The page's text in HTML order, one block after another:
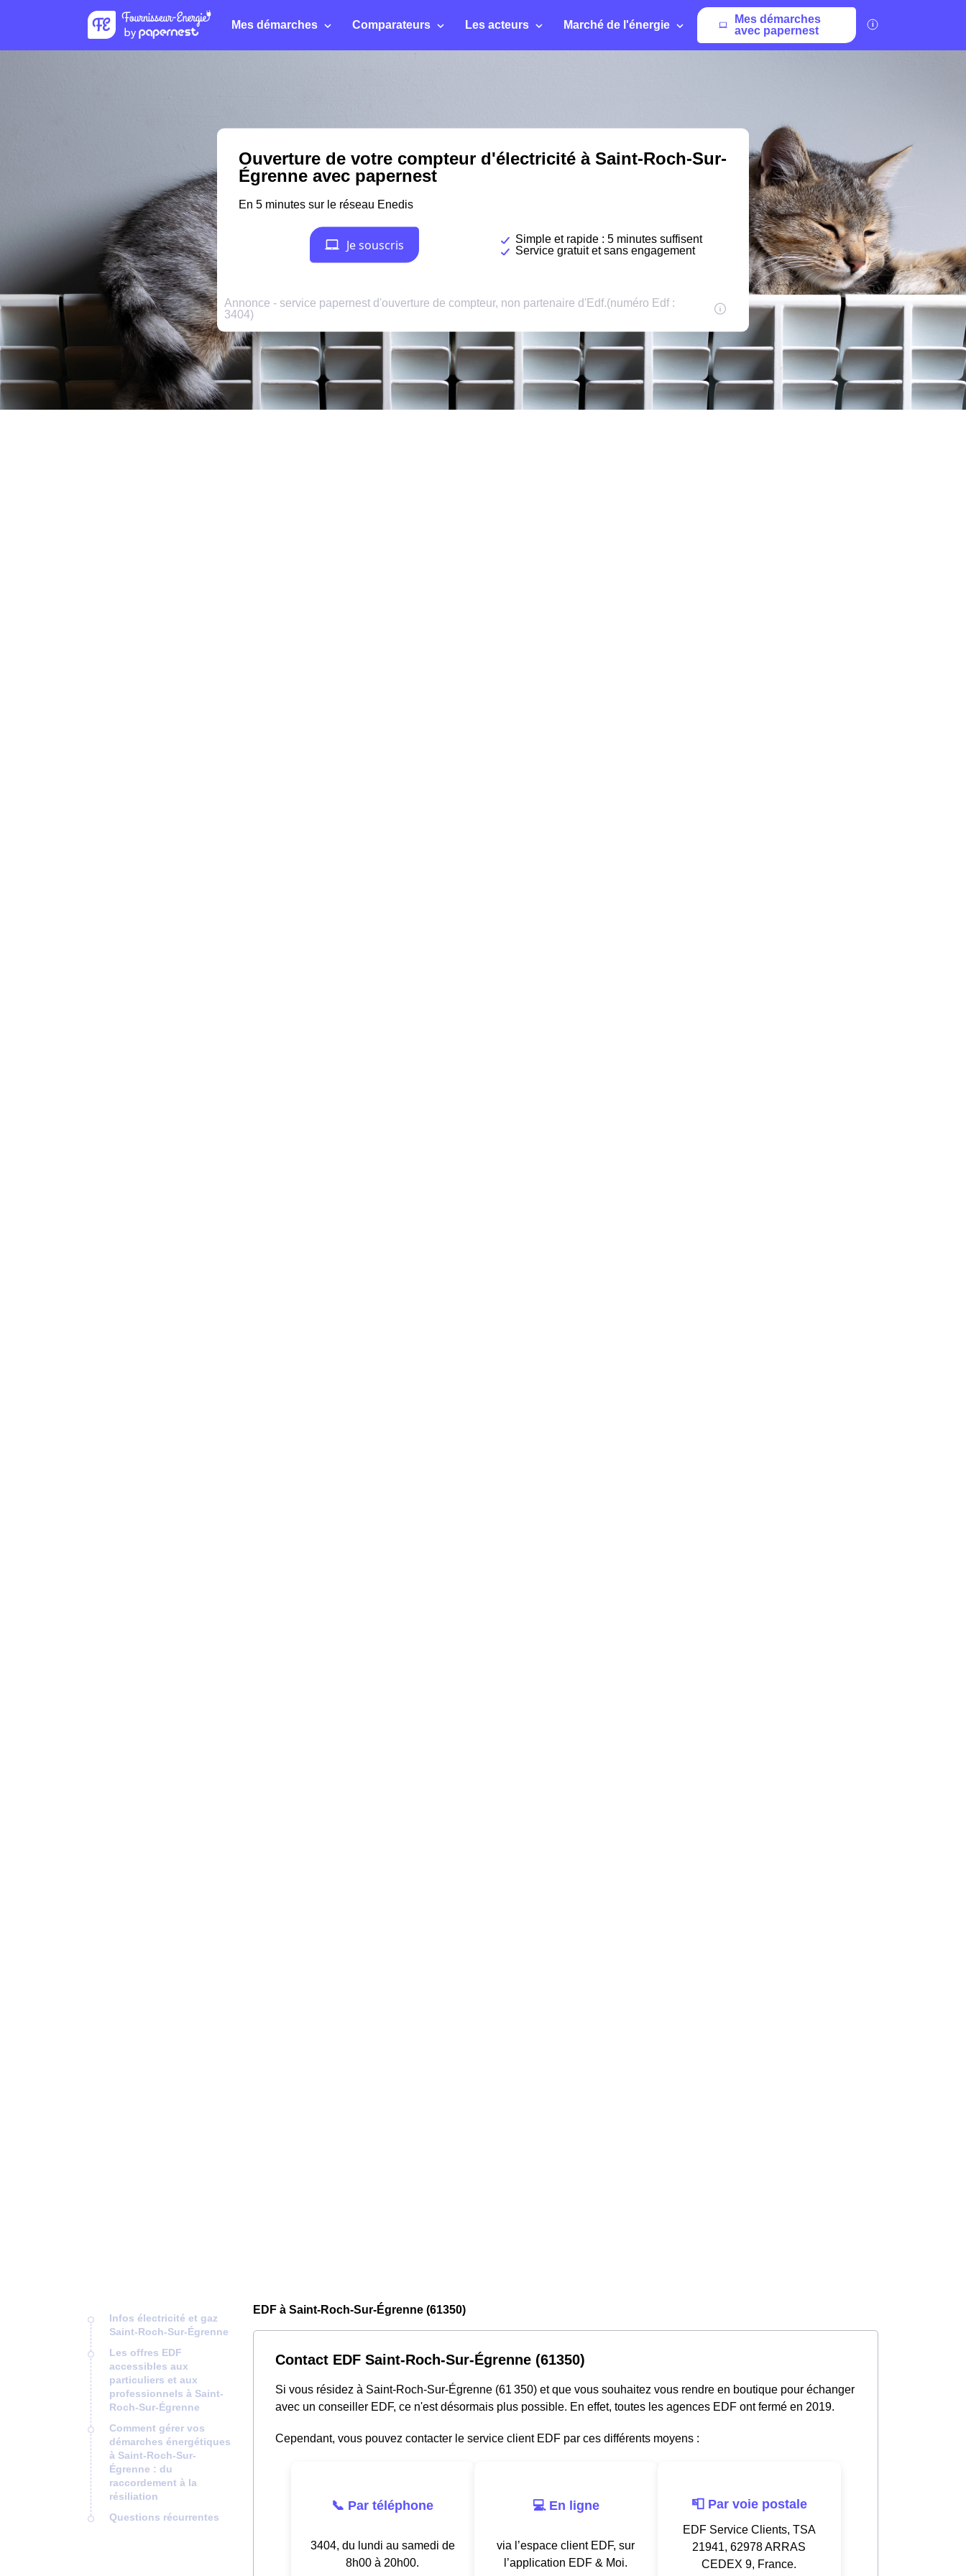
Mes démarches Comparateurs Les acteurs Marché de l'énergie
Mes démarches
avec papernest
Infos électricité et gaz
Saint-Roch-Sur-Égrenne
Les offres EDF
accessibles aux
particuliers et aux
professionnels à Saint-
Roch-Sur-Égrenne
Comment gérer vos
démarches énergétiques
à Saint-Roch-Sur-
Égrenne : du
raccordement à la
résiliation
Questions récurrentes
EDF à Saint-Roch-Sur-Égrenne (61350)
Contact EDF Saint-Roch-Sur-Égrenne (61350)
Si vous résidez à Saint-Roch-Sur-Égrenne (61 350) et que vous souhaitez vous rendre en boutique pour échanger
avec un conseiller EDF, ce n'est désormais plus possible. En effet, toutes les agences EDF ont fermé en 2019.
Cependant, vous pouvez contacter le service client EDF par ces différents moyens :
📞 Par téléphone
3404, du lundi au samedi de
8h00 à 20h00.
💻 En ligne
via l’espace client EDF, sur
l’application EDF & Moi.
📮 Par voie postale
EDF Service Clients, TSA
21941, 62978 ARRAS
CEDEX 9, France.